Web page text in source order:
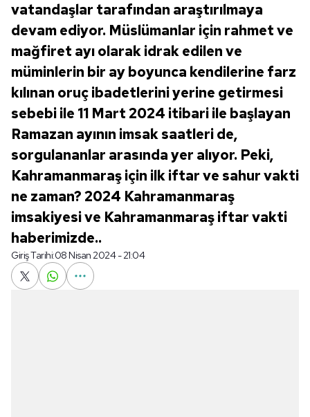
vatandaşlar tarafından araştırılmaya
devam ediyor. Müslümanlar için rahmet ve
mağfiret ayı olarak idrak edilen ve
müminlerin bir ay boyunca kendilerine farz
kılınan oruç ibadetlerini yerine getirmesi
sebebi ile 11 Mart 2024 itibari ile başlayan
Ramazan ayının imsak saatleri de,
sorgulananlar arasında yer alıyor. Peki,
Kahramanmaraş için ilk iftar ve sahur vakti
ne zaman? 2024 Kahramanmaraş
imsakiyesi ve Kahramanmaraş iftar vakti
haberimizde..
Giriş Tarihi:08 Nisan 2024 - 21:04